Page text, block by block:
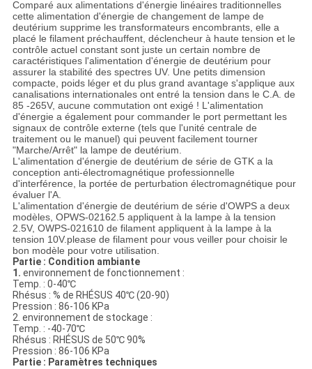
Comparé aux alimentations d'énergie linéaires traditionnelles
cette alimentation d'énergie de changement de lampe de
deutérium supprime les transformateurs encombrants, elle a
placé le filament préchauffent, déclencheur à haute tension et le
contrôle actuel constant sont juste un certain nombre de
caractéristiques l'alimentation d'énergie de deutérium pour
assurer la stabilité des spectres UV. Une petits dimension
compacte, poids léger et du plus grand avantage s'applique aux
canalisations internationales ont entré la tension dans le C.A. de
85 -265V, aucune commutation ont exigé ! L'alimentation
d'énergie a également pour commander le port permettant les
signaux de contrôle externe (tels que l'unité centrale de
traitement ou le manuel) qui peuvent facilement tourner
"Marche/Arrêt" la lampe de deutérium.
L'alimentation d'énergie de deutérium de série de GTK a la
conception anti-électromagnétique professionnelle
d'interférence, la portée de perturbation électromagnétique pour
évaluer l'A.
L'alimentation d'énergie de deutérium de série d'OWPS a deux
modèles, OPWS-02162.5 appliquent à la lampe à la tension
2.5V, OWPS-021610 de filament appliquent à la lampe à la
tension 10V.please de filament pour vous veiller pour choisir le
bon modèle pour votre utilisation.
Partie : Condition ambiante
1. environnement de fonctionnement :
Temp. : 0-40℃
Rhésus : % de RHÉSUS 40℃ (20-90)
Pression : 86-106 KPa
2. environnement de stockage :
Temp. : -40-70℃
Rhésus : RHÉSUS de 50℃ 90%
Pression : 86-106 KPa
Partie : Paramètres techniques